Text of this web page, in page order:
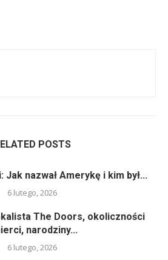
POSTS
nazwał Amerykę i kim był...
6 lutego, 2026
The Doors, okoliczności
narodziny...
6 lutego, 2026